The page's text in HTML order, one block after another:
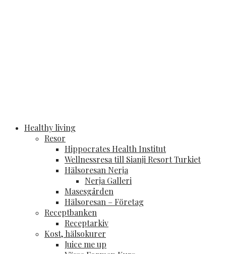
Healthy living
Resor
Hippocrates Health Institut
Wellnessresa till Sianji Resort Turkiet
Hälsoresan Nerja
Nerja Galleri
Masesgården
Hälsoresan – Företag
Receptbanken
Receptarkiv
Kost, hälsokurer
Juice me up